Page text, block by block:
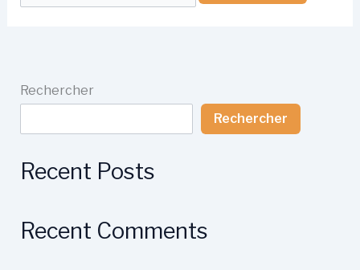
Rechercher
Rechercher
Recent Posts
Recent Comments